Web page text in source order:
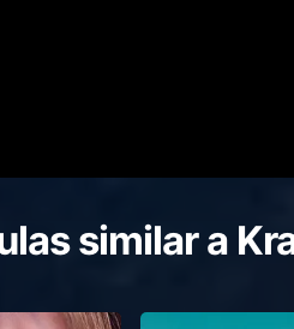
similar a